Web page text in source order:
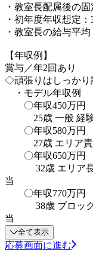
・教室長配属後の
・初年度年収想定
・教室長の給与平
【年収例】
賞与／年2回あり
◇頑張りはしっかり
・モデル年収例
〇年収450万円
25歳 一般 経験2
〇年収580万円
27歳 エリア責任
〇年収650万円
32歳 エリア長職
当
〇年収770万円
38歳 ブロック長
当
全て表示
応募画面に進む